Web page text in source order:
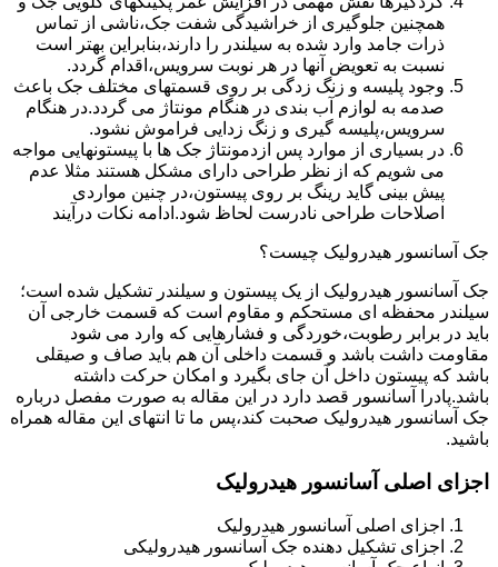
همچنین جلوگیری از خراشیدگی شفت جک،ناشی از تماس
ذرات جامد وارد شده به سیلندر را دارند،بنابراین بهتر است
نسبت به تعویض آنها در هر نوبت سرویس،اقدام گردد.
وجود پلیسه و زنگ زدگی بر روی قسمتهای مختلف جک باعث
صدمه به لوازم آب بندی در هنگام مونتاژ می گردد.در هنگام
سرویس،پلیسه گیری و زنگ زدایی فراموش نشود.
در بسیاری از موارد پس ازدمونتاژ جک ها با پیستونهایی مواجه
می شویم که از نظر طراحی دارای مشکل هستند مثلا عدم
پیش بینی گاید رینگ بر روی پیستون،در چنین مواردی
اصلاحات طراحی نادرست لحاظ شود.ادامه نکات درآیند
جک آسانسور هیدرولیک چیست؟
جک آسانسور هیدرولیک از یک پیستون و سیلندر تشکیل شده است؛
سیلندر محفظه ای مستحکم و مقاوم است که قسمت خارجی آن
باید در برابر رطوبت،خوردگی و فشارهایی که وارد می شود
مقاومت داشت باشد و قسمت داخلی آن هم باید صاف و صیقلی
باشد که پیستون داخل آن جای بگیرد و امکان حرکت داشته
باشد.پادرا آسانسور قصد دارد در این مقاله به صورت مفصل درباره
جک آسانسور هیدرولیک صحبت کند،پس ما تا انتهای این مقاله همراه
باشید.
اجزای اصلی آسانسور هیدرولیک
اجزای اصلی آسانسور هیدرولیک
اجزای تشکیل دهنده جک آسانسور هیدرولیکی